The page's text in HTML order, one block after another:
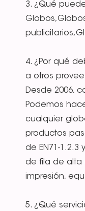
3. ¿Qué
4. ¿Por qué
a otros
Desde 2006,
Podemos
cualquier
productos
de EN71-1.2.3
de fila de alta
impresión,
5. ¿Qué